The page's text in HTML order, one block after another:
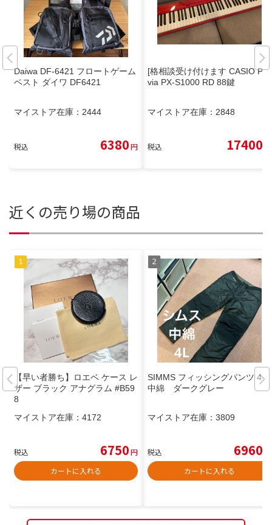
Daiwa DF-6421 フロートゲーム
ベスト ダイワ DF6421
マイストア在庫： 2444
税込 6380円
[格相談受け付けます CASIO Pri
via PX-S1000 RD 88鍵
マイストア在庫： 2848
税込 17400
近くの売り場の商品
【早い者勝ち】ロエベ ケース レ
ザー ブラック アナグラム #B59
8
マイストア在庫： 4172
税込 6750円
カートに入れる
SIMMS フィッシングパンツ 4L
中綿 ダークグレー
マイストア在庫： 3809
税込 6960
カートに入れる